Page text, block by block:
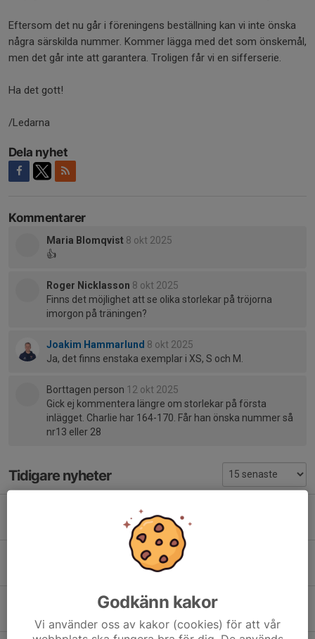
Eftersom det nu går i föreningens beställning kan vi inte önska
några särskilda nummer. Kommer lägga med det som önskemål,
men det går inte att garantera. Troligen får vi en sifferserie.
Ha det gott!
/Ledarna
Dela nyhet
Kommentarer
Maria Blomqvist 8 okt 2025
👍
Roger Nicklasson 8 okt 2025
Finns det möjlighet att se olika storlekar på tröjorna
imorgon på träningen?
Joakim Hammarlund 8 okt 2025
Ja, det finns enstaka exemplar i XS, S och M.
Borttagen person 12 okt 2025
Gick ej kommentera längre om storlekar på första
inlägget. Charlie har 164-170. Får han önska nummer så
nr13 eller 28
Tidigare nyheter
Tack för den här säsongen!
1
Säsongsavslutning och inför nästa säsong
Örebrocupen 17-19/4
Godkänn kakor
Vi använder oss av kakor (cookies) för att vår